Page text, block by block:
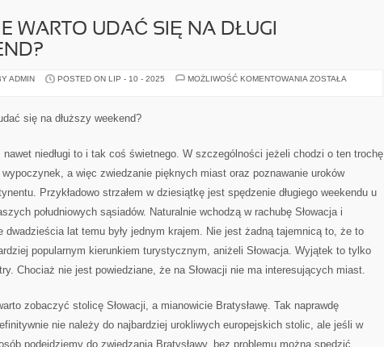
WARTO UDAĆ SIĘ NA DŁUGI
ADMIN POSTED ON LIP - 10 - 2025 MOŻLIWOŚĆ KOMENTOWANIA A
ZOSTAŁA
się na dłuższy weekend?
nawet niedługi to i tak coś świetnego. W szczególności jeżeli chodzi o ten trochę
a więc zwiedzanie pięknych miast oraz poznawanie uroków
Przykładowo strzałem w dziesiątkę jest spędzenie długiego weekendu u
południowych sąsiadów. Naturalnie wchodzą w rachubę Słowacja i
dwadzieścia lat temu były jednym krajem. Nie jest żadną tajemnicą to, że to
popularnym kierunkiem turystycznym, aniżeli Słowacja. Wyjątek to tylko
Chociaż nie jest powiedziane, że na Słowacji nie ma interesujących miast.
zobaczyć stolicę Słowacji, a mianowicie Bratysławę. Tak naprawdę
nie należy do najbardziej urokliwych europejskich stolic, ale jeśli w
podejdziemy do zwiedzania Bratysławy, bez problemu można spędzić